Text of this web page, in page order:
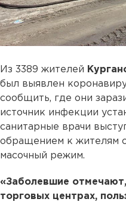
Из 3389 жителей
был выявлен
сообщить, где они
источник инфекции
санитарные врачи
обращением к жителям
масочный режим.
«Заболевшие
торговых центрах,